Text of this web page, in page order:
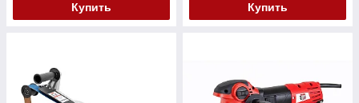
Купить Купить